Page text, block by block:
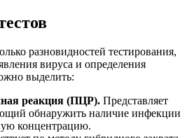
разновидностей тестирования,
вируса и определения
выделить:
реакция (ПЦР). Представляет
обнаружить наличие инфекции
концентрацию.